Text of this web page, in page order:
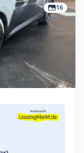
16
- Sofort